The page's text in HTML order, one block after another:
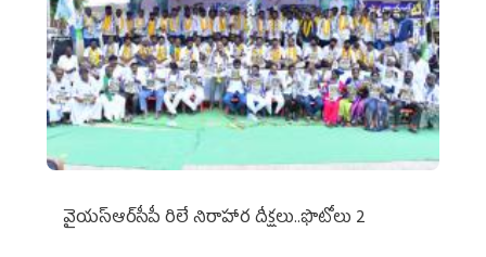
వైయ‌స్ఆర్‌సీపీ రిలే నిరాహార దీక్షలు..ఫొటోలు 2